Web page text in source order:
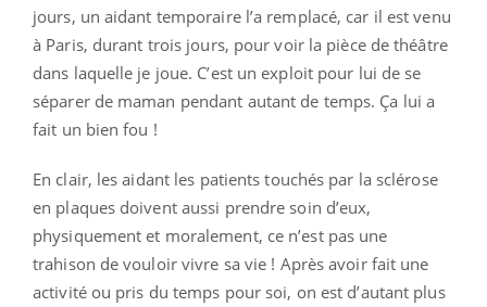
jours, un aidant temporaire l’a remplacé, car il est venu
à Paris, durant trois jours, pour voir la pièce de théâtre
dans laquelle je joue. C’est un exploit pour lui de se
séparer de maman pendant autant de temps. Ça lui a
fait un bien fou !
En clair, les aidant les patients touchés par la sclérose
en plaques doivent aussi prendre soin d’eux,
physiquement et moralement, ce n’est pas une
trahison de vouloir vivre sa vie ! Après avoir fait une
activité ou pris du temps pour soi, on est d’autant plus